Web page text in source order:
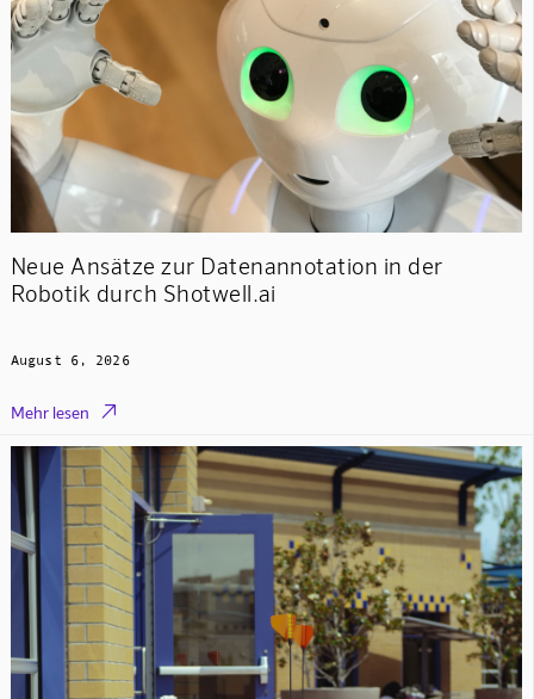
Neue Ansätze zur Datenannotation in der
Robotik durch Shotwell.ai
August 6, 2026
Mehr lesen 